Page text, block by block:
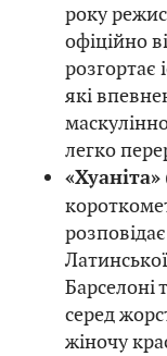
року
офіційно
розгортає
які
легко
«Хуаніта»
Барселоні
серед
жіночу